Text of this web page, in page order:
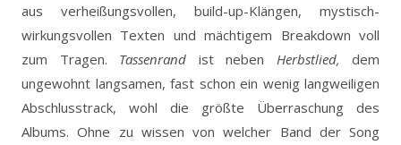
aus verheißungsvollen, build-up-Klängen, mystisch-
wirkungsvollen Texten und mächtigem Breakdown voll
zum Tragen. Tassenrand ist neben Herbstlied, dem
ungewohnt langsamen, fast schon ein wenig langweiligen
Abschlusstrack, wohl die größte Überraschung des
Albums. Ohne zu wissen von welcher Band der Song